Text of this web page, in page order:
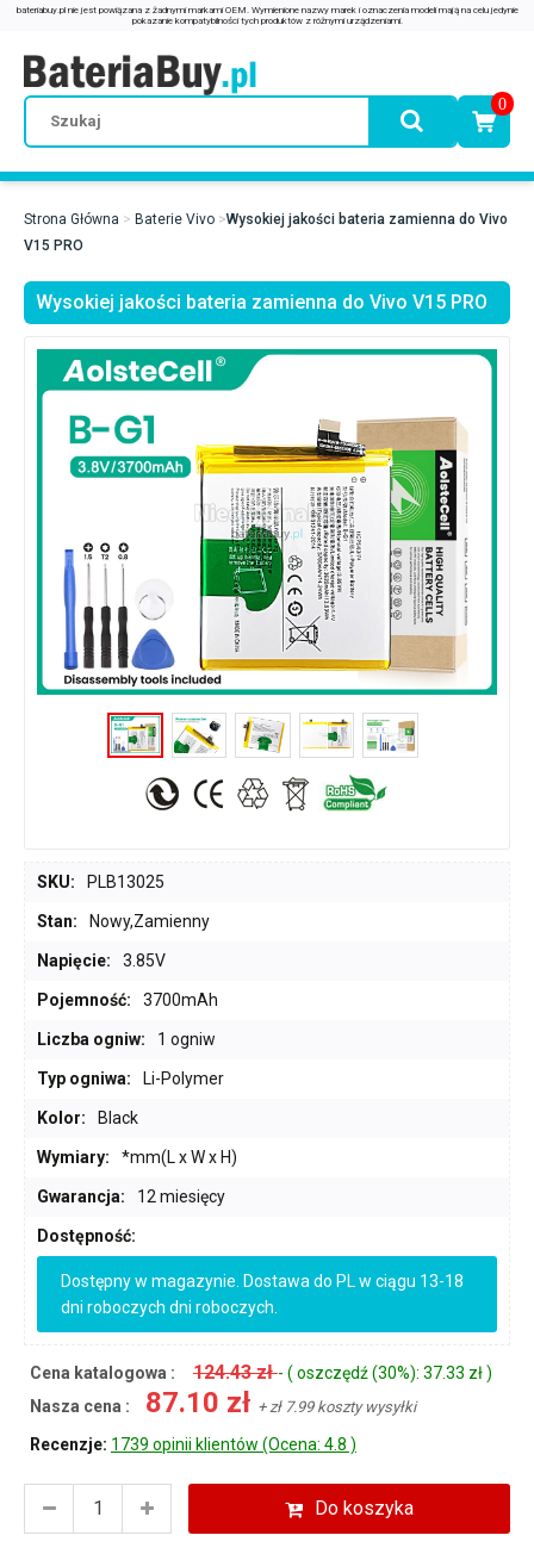
0
Strona Główna Baterie Vivo
Wysokiej jakości bateria zamienna do Vivo
V15 PRO
Wysokiej jakości bateria zamienna do Vivo V15 PRO
SKU: PLB13025
Stan: Nowy,Zamienny
Napięcie: 3.85V
Pojemność: 3700mAh
Liczba ogniw: 1 ogniw
Typ ogniwa: Li-Polymer
Kolor: Black
Wymiary: *mm(L x W x H)
Gwarancja: 12 miesięcy
Dostępność:
Dostępny w magazynie. Dostawa do PL w ciągu 13-18
dni roboczych dni roboczych.
Cena katalogowa : 124.43 zł- ( oszczędź (30%): 37.33 zł )
Nasza cena :
87.10 zł + zł 7.99 koszty wysyłki
Recenzje: 1739 opinii klientów (Ocena: 4.8 )
Do koszyka